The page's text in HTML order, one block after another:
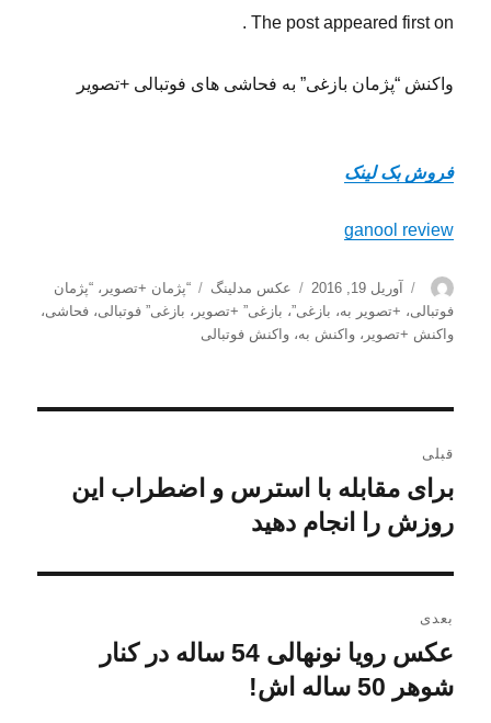
The post appeared first on .
واکنش “پژمان بازغی” به فحاشی های فوتبالی +تصویر
فروش بک لینک
ganool review
نویسنده
ارسال
شده
در
آوریل 19, 2016 دسته‌ها
عکس مدلینگ برچسب‌ها
“پژمان +تصویر ،“پژمان
فوتبالی، +تصویر به، بازغی”، بازغی” +تصویر ، بازغی” فوتبالی،فحاشی،
واکنش +تصویر ،واکنش به،واکنش فوتبالی
نوشته
قبلی
نوشته
قبلی:
برای مقابله با استرس و اضطراب این
روزش را انجام دهید
بعدی
نوشته
بعدی:
عکس رویا نونهالی 54 ساله در کنار
شوهر 50 ساله اش!